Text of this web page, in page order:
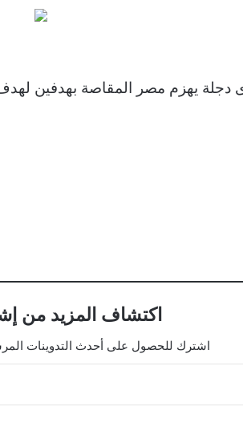
اكتشاف المزيد من
اشترك للحصول على أحدث التدوينات